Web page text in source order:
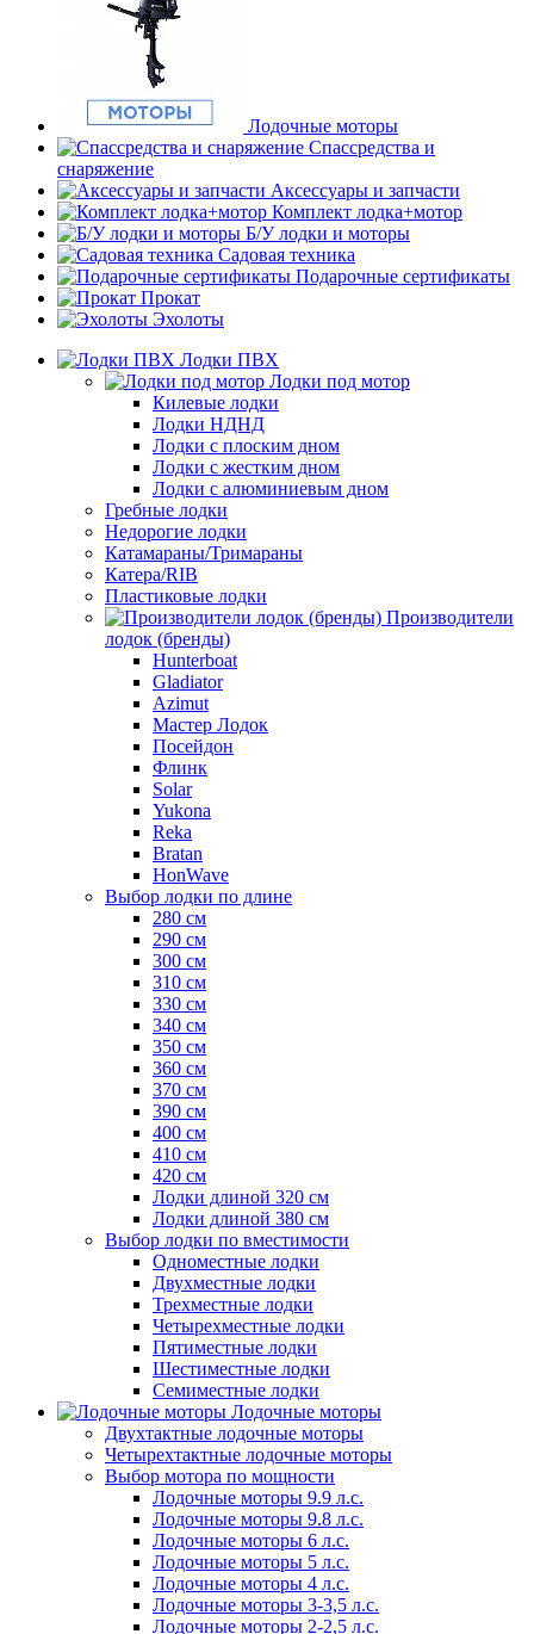
Лодочные моторы
Спассредства и
снаряжение
Аксессуары и запчасти
Комплект лодка+мотор
Б/У лодки и моторы
Садовая техника
Подарочные сертификаты
Прокат
Эхолоты
Лодки ПВХ
Лодки под мотор
Килевые лодки
Лодки НДНД
Лодки с плоским дном
Лодки с жестким дном
Лодки с алюминиевым дном
Гребные лодки
Недорогие лодки
Катамараны/Тримараны
Катера/RIB
Пластиковые лодки
Производители
лодок (бренды)
Hunterboat
Gladiator
Azimut
Мастер Лодок
Посейдон
Флинк
Solar
Yukona
Reka
Bratan
HonWave
Выбор лодки по длине
280 см
290 см
300 см
310 см
330 см
340 см
350 см
360 см
370 см
390 см
400 см
410 см
420 см
Лодки длиной 320 см
Лодки длиной 380 см
Выбор лодки по вместимости
Одноместные лодки
Двухместные лодки
Трехместные лодки
Четырехместные лодки
Пятиместные лодки
Шестиместные лодки
Семиместные лодки
Лодочные моторы
Двухтактные лодочные моторы
Четырехтактные лодочные моторы
Выбор мотора по мощности
Лодочные моторы 9.9 л.с.
Лодочные моторы 9.8 л.с.
Лодочные моторы 6 л.с.
Лодочные моторы 5 л.с.
Лодочные моторы 4 л.с.
Лодочные моторы 3-3,5 л.с.
Лодочные моторы 2-2,5 л.с.